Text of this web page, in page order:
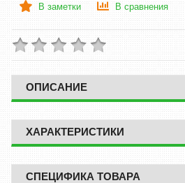
В заметки В сравнения
ОПИСАНИЕ
ХАРАКТЕРИСТИКИ
СПЕЦИФИКА ТОВАРА